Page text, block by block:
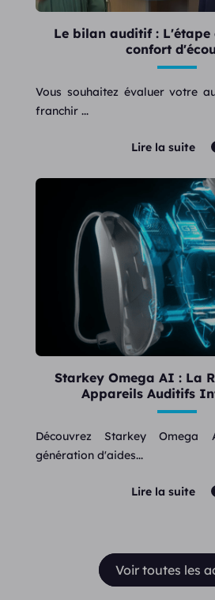
Le bilan auditif : L'étape
confort
Vous souhaitez évaluer votre
franchir ...
Lire la suite
Starkey Omega AI : La
Appareils Auditifs
Découvrez Starkey
génération d'aides...
Lire la suite
Voir toutes les